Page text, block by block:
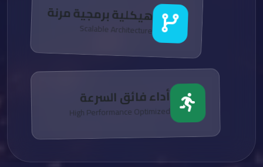
هيكلية برمجية مرنة
Scalable Architecture
أداء فائق السرعة
High Performance Optimized